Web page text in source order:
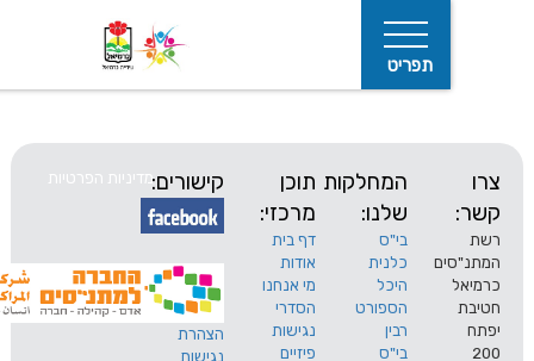
המחלקות
שלנו:
בי"ס
כלנית
היכל
הספורט
רבין
בי"ס
תוכן
מרכזי:
דף בית
אודות
מי אנחנו
הסדרי
נגישות
פיזיים
קישורים:
הצהרת
נגישות
מדיניות הפרטיות